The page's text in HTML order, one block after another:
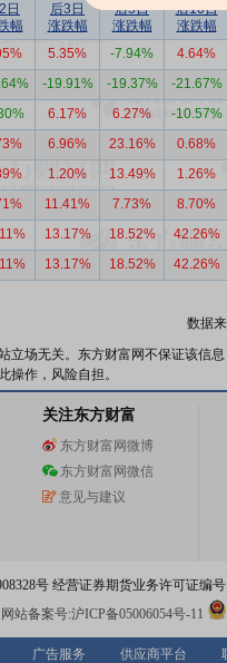
日
幅
后3日
涨跌幅
后5日
涨跌幅
后10日
涨跌幅
5.35% -7.94% 4.64%
-19.91% -19.37% -21.67%
6.17% 6.27% -10.57%
6.96% 23.16% 0.68%
1.20% 13.49% 1.26%
11.41% 7.73% 8.70%
13.17% 18.52% 42.26%
13.17% 18.52% 42.26%
数据来
立场无关。东方财富网不保证该信
操作，风险自担。